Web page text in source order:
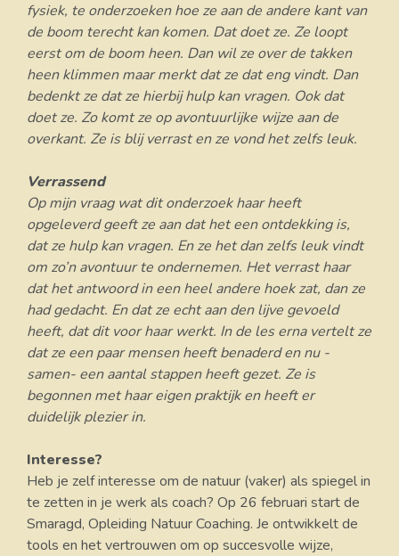
fysiek, te onderzoeken hoe ze aan de andere kant van
de boom terecht kan komen. Dat doet ze. Ze loopt
eerst om de boom heen. Dan wil ze over de takken
heen klimmen maar merkt dat ze dat eng vindt. Dan
bedenkt ze dat ze hierbij hulp kan vragen. Ook dat
doet ze. Zo komt ze op avontuurlijke wijze aan de
overkant. Ze is blij verrast en ze vond het zelfs leuk.
Verrassend
Op mijn vraag wat dit onderzoek haar heeft
opgeleverd geeft ze aan dat het een ontdekking is,
dat ze hulp kan vragen. En ze het dan zelfs leuk vindt
om zo’n avontuur te ondernemen. Het verrast haar
dat het antwoord in een heel andere hoek zat, dan ze
had gedacht. En dat ze echt aan den lijve gevoeld
heeft, dat dit voor haar werkt. In de les erna vertelt ze
dat ze een paar mensen heeft benaderd en nu -
samen- een aantal stappen heeft gezet. Ze is
begonnen met haar eigen praktijk en heeft er
duidelijk plezier in.
Interesse?
Heb je zelf interesse om de natuur (vaker) als spiegel in
te zetten in je werk als coach? Op 26 februari start de
Smaragd, Opleiding Natuur Coaching. Je ontwikkelt de
tools en het vertrouwen om op succesvolle wijze,